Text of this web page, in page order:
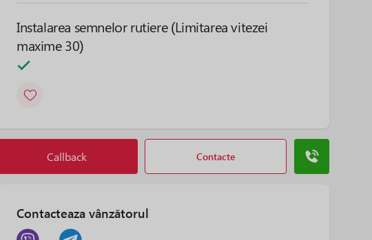
Instalarea semnelor rutiere (Limitarea vitezei
maxime 30)
Callback Contacte
Contacteaza vânzătorul